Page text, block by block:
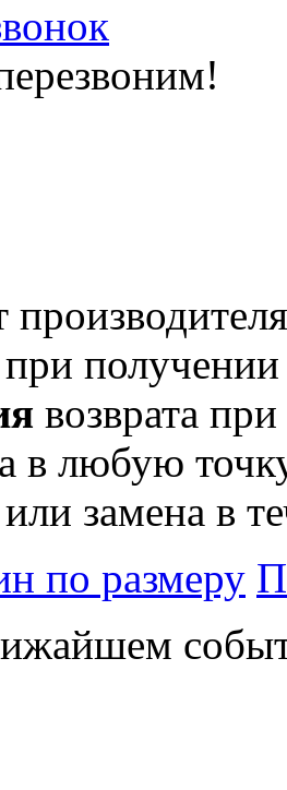
производителя
при получении
возврата
в любую
замена в
по размеру